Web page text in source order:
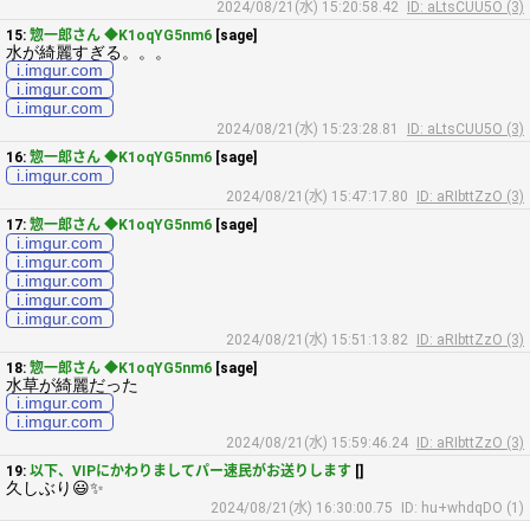
2024/08/21(水) 15:20:58.42
ID: aLtsCUU5O (3)
15: 惣一郎さん ◆K1oqYG5nm6 [sage]
水が綺麗すぎる。。。
i.imgur.com
i.imgur.com
i.imgur.com
2024/08/21(水) 15:23:28.81
ID: aLtsCUU5O (3)
16: 惣一郎さん ◆K1oqYG5nm6 [sage]
i.imgur.com
2024/08/21(水) 15:47:17.80
ID: aRIbttZzO (3)
17: 惣一郎さん ◆K1oqYG5nm6 [sage]
i.imgur.com
i.imgur.com
i.imgur.com
i.imgur.com
i.imgur.com
2024/08/21(水) 15:51:13.82
ID: aRIbttZzO (3)
18: 惣一郎さん ◆K1oqYG5nm6 [sage]
水草が綺麗だった
i.imgur.com
i.imgur.com
2024/08/21(水) 15:59:46.24
ID: aRIbttZzO (3)
19: 以下、VIPにかわりましてパー速民がお送りします []
久しぶり😃✨
2024/08/21(水) 16:30:00.75
ID: hu+whdqDO (1)